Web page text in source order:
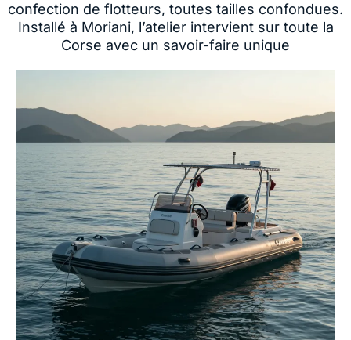
confection de flotteurs, toutes tailles confondues.
Installé à Moriani, l’atelier intervient sur toute la
Corse avec un savoir-faire unique